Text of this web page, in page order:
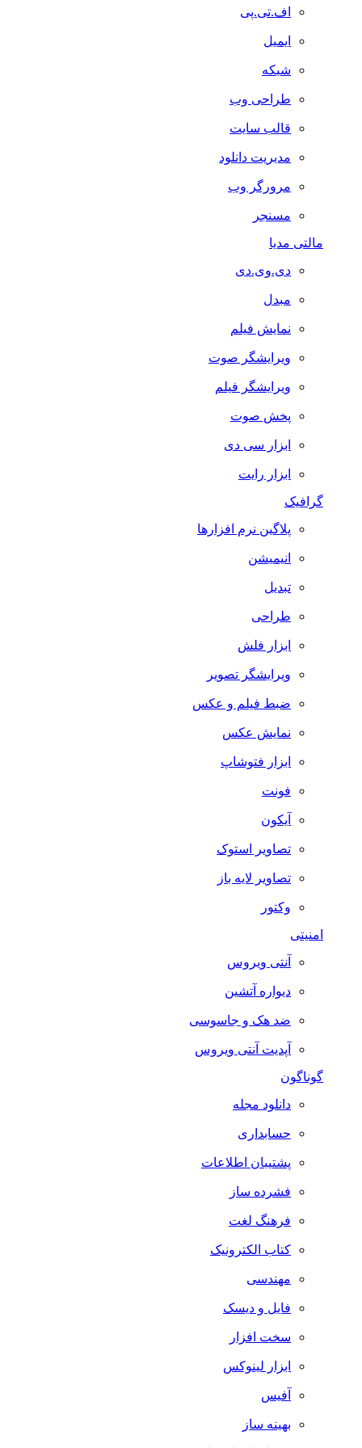
اف.تی.پی
ایمیل
شبکه
طراحی وب
قالب سایت
مدیریت دانلود
مرورگر وب
مسنجر
مالتی مدیا
دی.وی.دی
مبدل
نمایش فیلم
ویرایشگر صوت
ویرایشگر فیلم
پخش صوت
ابزار سی دی
ابزار رایت
گرافیک
پلاگین نرم افزارها
انیمیشن
تبدیل
طراحی
ابزار فلش
ویرایشگر تصویر
ضبط فيلم و عكس
نمایش عکس
ابزار فتوشاپ
فونت
آیکون
تصاویر استوک
تصاویر لایه باز
وکتور
آنتی ویروس
دیواره آتشین
ضد هک و جاسوسی
آپدیت آنتی ویروس
گوناگون
دانلود مجله
حسابداری
پشتیبان اطلاعات
فشرده ساز
فرهنگ لغت
کتاب الکترونیک
مهندسی
فایل و دیسک
سخت افزار
ابزار لینوکس
آفیس
بهینه ساز